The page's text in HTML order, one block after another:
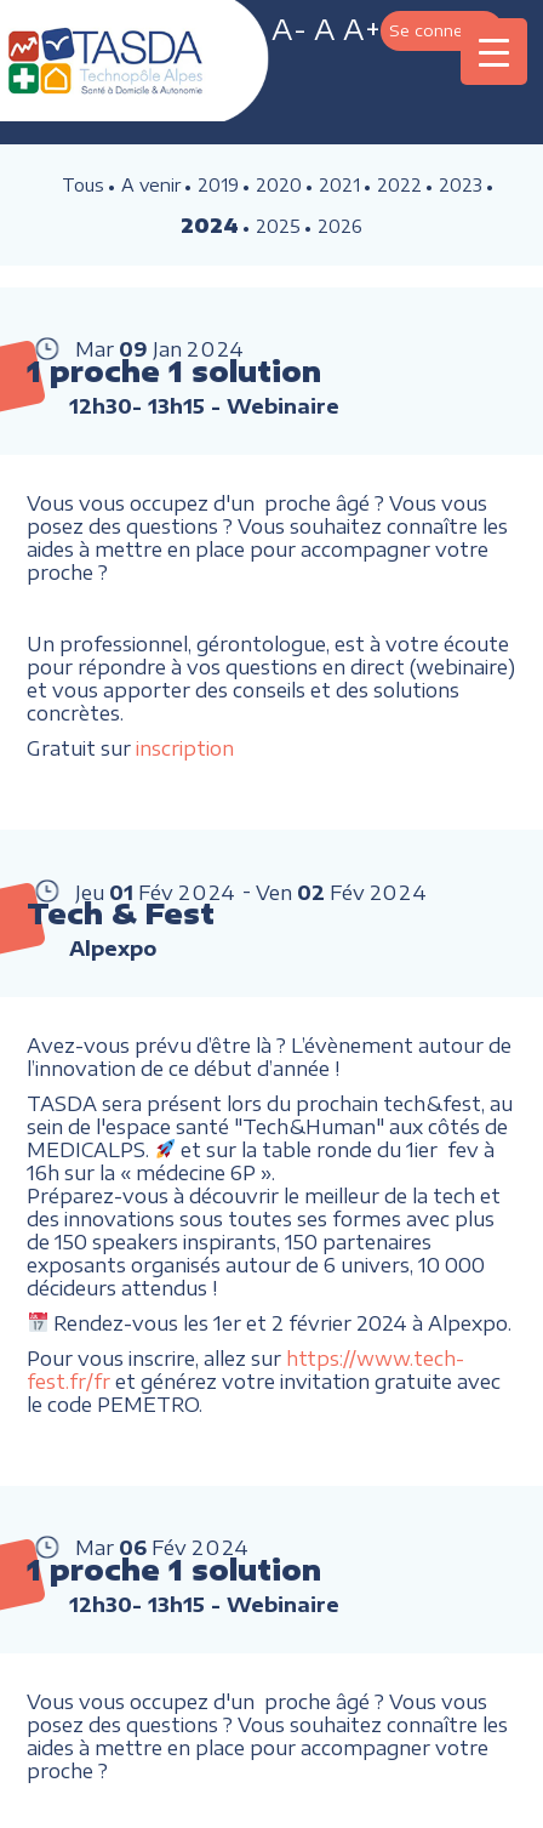
A- A A+ Se connecter
Tous A venir 2019 2020 2021 2022 2023
2024 2025 2026
Mar 09 Jan 2024
1 proche 1 solution
12h30- 13h15 - Webinaire
Vous vous occupez d'un proche âgé ? Vous vous
posez des questions ? Vous souhaitez connaître les
aides à mettre en place pour accompagner votre
proche ?
Un professionnel, gérontologue, est à votre écoute
pour répondre à vos questions en direct (webinaire)
et vous apporter des conseils et des solutions
concrètes.
Gratuit surinscription
Jeu 01 Fév 2024 Ven 02 Fév 2024
Tech & Fest
Alpexpo
Avez-vous prévu d’être là ? L’évènement autour de
l’innovation de ce début d’année !
TASDA sera présent lors du prochain tech&fest, au
sein de l'espace santé "Tech&Human" aux côtés de
MEDICALPS.
et sur la table ronde du 1ier fev à
16h sur la « médecine 6P ».
Préparez-vous à découvrir le meilleur de la tech et
des innovations sous toutes ses formes avec plus
de 150 speakers inspirants, 150 partenaires
exposants organisés autour de 6 univers, 10 000
décideurs attendus !
Rendez-vous les 1er et 2 février 2024 à Alpexpo.
Pour vous inscrire, allez sur https://www.tech-
fest.fr/fr et générez votre invitation gratuite avec
le code PEMETRO.
Mar 06 Fév 2024
1 proche 1 solution
12h30- 13h15 - Webinaire
Vous vous occupez d'un proche âgé ? Vous vous
posez des questions ? Vous souhaitez connaître les
aides à mettre en place pour accompagner votre
proche ?